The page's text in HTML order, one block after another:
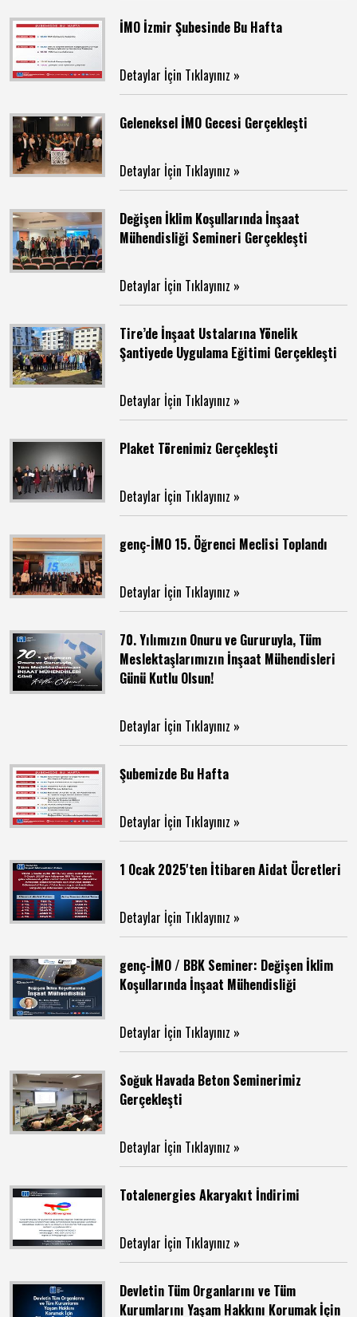
İMO İzmir Şubesinde Bu Hafta
Detaylar İçin Tıklayınız »
Geleneksel İMO Gecesi Gerçekleşti
Detaylar İçin Tıklayınız »
Değişen İklim Koşullarında İnşaat
Mühendisliği Semineri Gerçekleşti
Detaylar İçin Tıklayınız »
Tire’de İnşaat Ustalarına Yönelik
Şantiyede Uygulama Eğitimi Gerçekleşti
Detaylar İçin Tıklayınız »
Plaket Törenimiz Gerçekleşti
Detaylar İçin Tıklayınız »
genç-İMO 15. Öğrenci Meclisi Toplandı
Detaylar İçin Tıklayınız »
70. Yılımızın Onuru ve Gururuyla, Tüm
Meslektaşlarımızın İnşaat Mühendisleri
Günü Kutlu Olsun!
Detaylar İçin Tıklayınız »
Şubemizde Bu Hafta
Detaylar İçin Tıklayınız »
1 Ocak 2025'ten İtibaren Aidat Ücretleri
Detaylar İçin Tıklayınız »
genç-İMO / BBK Seminer: Değişen İklim
Koşullarında İnşaat Mühendisliği
Detaylar İçin Tıklayınız »
Soğuk Havada Beton Seminerimiz
Gerçekleşti
Detaylar İçin Tıklayınız »
Totalenergies Akaryakıt İndirimi
Detaylar İçin Tıklayınız »
Devletin Tüm Organlarını ve Tüm
Kurumlarını Yaşam Hakkını Korumak İçin